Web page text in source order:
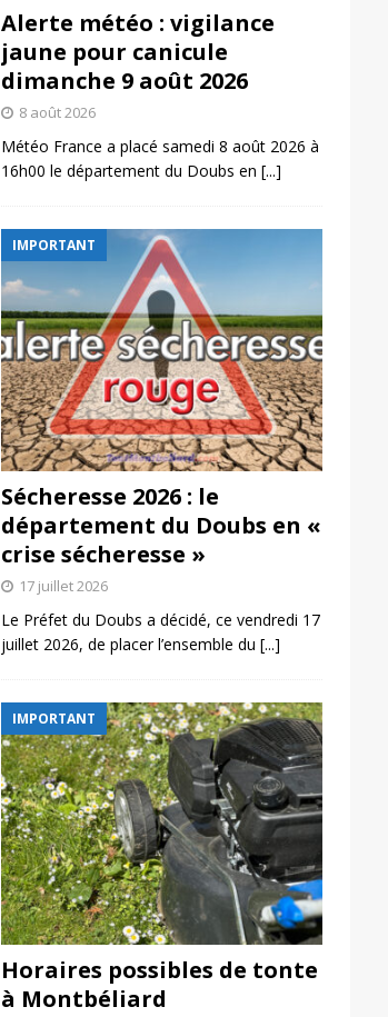
Alerte météo : vigilance
jaune pour canicule
dimanche 9 août 2026
8 août 2026
Météo France a placé samedi 8 août 2026 à
16h00 le département du Doubs en [...]
IMPORTANT
Sécheresse 2026 : le
département du Doubs en «
crise sécheresse »
17 juillet 2026
Le Préfet du Doubs a décidé, ce vendredi 17
juillet 2026, de placer l’ensemble du [...]
IMPORTANT
Horaires possibles de tonte
à Montbéliard